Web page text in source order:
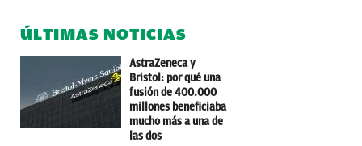
ÚLTIMAS NOTICIAS
AstraZeneca y
Bristol: por qué una
fusión de 400.000
millones beneficiaba
mucho más a una de
las dos